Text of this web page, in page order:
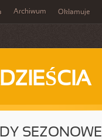
Archiwum Okłamuje
SEZONOWE